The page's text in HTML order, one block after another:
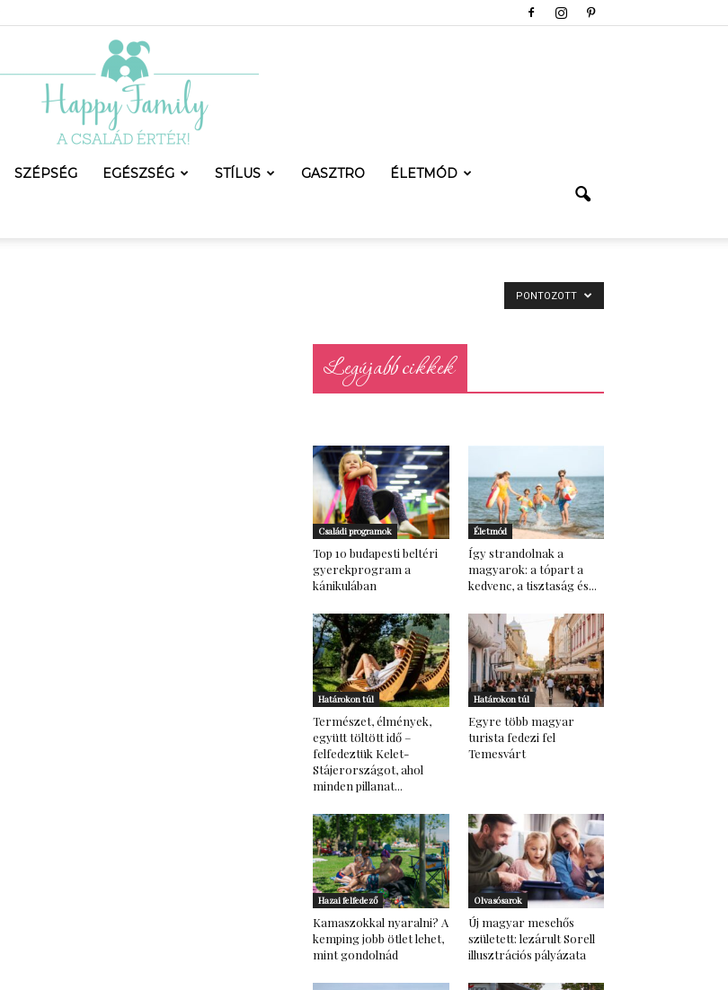
SZÉPSÉG EGÉSZSÉG STÍLUS GASZTRO ÉLETMÓD
PONTOZOTT
Legújabb cikkek
Családi programok
Top 10 budapesti beltéri
gyerekprogram a
kánikulában
Életmód
Így strandolnak a
magyarok: a tópart a
kedvenc, a tisztaság és...
Határokon túl
Természet, élmények,
együtt töltött idő –
felfedeztük Kelet-
Stájerországot, ahol
minden pillanat...
Határokon túl
Egyre több magyar
turista fedezi fel
Temesvárt
Hazai felfedező
Kamaszokkal nyaralni? A
kemping jobb ötlet lehet,
mint gondolnád
Olvasósarok
Új magyar mesehős
született: lezárult Sorell
illusztrációs pályázata